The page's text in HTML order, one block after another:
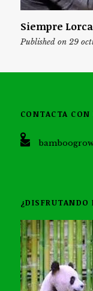
Siempre Lorca
Published on 29
CONTACTA
¿DISFRUTANDO